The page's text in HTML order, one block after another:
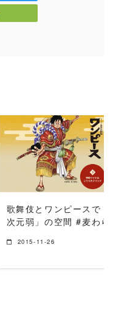
READ MORE
歌舞伎とワンピースで
次元弱」の空間 #麦わら
2015-11-26